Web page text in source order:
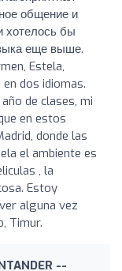
общение и
хотелось бы
еще выше.
Estela,
dos idiomas.
de clases, mi
en estos
donde las
el ambiente es
, la
Estoy
alguna vez
Timur.
--